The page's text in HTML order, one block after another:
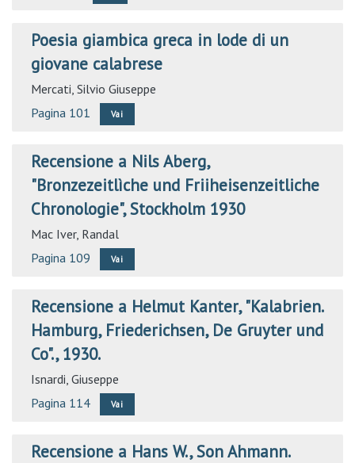
Poesia giambica greca in lode di un
giovane calabrese
Mercati, Silvio Giuseppe
Pagina 101
Vai
Recensione a Nils Aberg,
"Bronzezeitlìche und Friiheisenzeitliche
Chronologie", Stockholm 1930
Mac Iver, Randal
Pagina 109
Vai
Recensione a Helmut Kanter, "Kalabrien.
Hamburg, Friederichsen, De Gruyter und
Co"., 1930.
Isnardi, Giuseppe
Pagina 114
Vai
Recensione a Hans W., Son Ahmann.